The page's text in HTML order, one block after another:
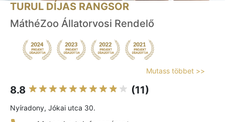
TURUL DÍJAS RANGSOR
MáthéZoo Állatorvosi Rendelő
Mutass többet >>
8.8 (11)
Nyíradony, Jókai utca 30.